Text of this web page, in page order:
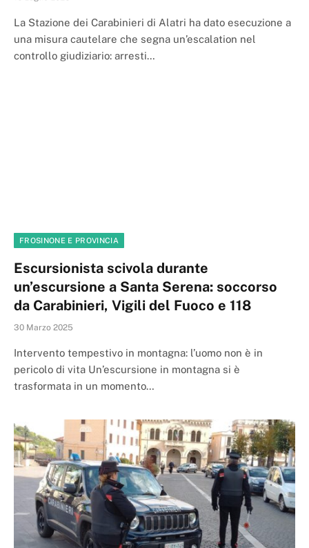
La Stazione dei Carabinieri di Alatri ha dato esecuzione a
una misura cautelare che segna un’escalation nel
controllo giudiziario: arresti…
FROSINONE E PROVINCIA
Escursionista scivola durante
un’escursione a Santa Serena: soccorso
da Carabinieri, Vigili del Fuoco e 118
30 Marzo 2025
Intervento tempestivo in montagna: l’uomo non è in
pericolo di vita Un’escursione in montagna si è
trasformata in un momento…